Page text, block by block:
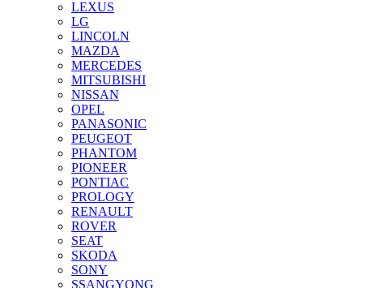
LEXUS
LG
LINCOLN
MAZDA
MERCEDES
MITSUBISHI
NISSAN
OPEL
PANASONIC
PEUGEOT
PHANTOM
PIONEER
PONTIAC
PROLOGY
RENAULT
ROVER
SEAT
SKODA
SONY
SSANGYONG